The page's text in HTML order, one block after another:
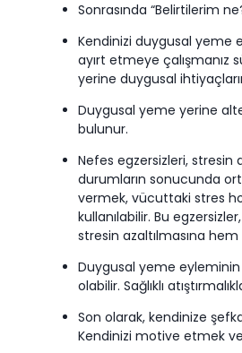
Sonrasında “Belirtilerim
Kendinizi duygusal yeme
ayırt etmeye çalışmanız
yerine duygusal
Duygusal yeme yerine
bulunur.
Nefes egzersizleri, stresin
durumların sonucunda
vermek, vücuttaki stres
kullanılabilir. Bu
stresin azaltılmasına
Duygusal yeme eyleminin
olabilir. Sağlıklı
Son olarak, kendinize
Kendinizi motive etmek